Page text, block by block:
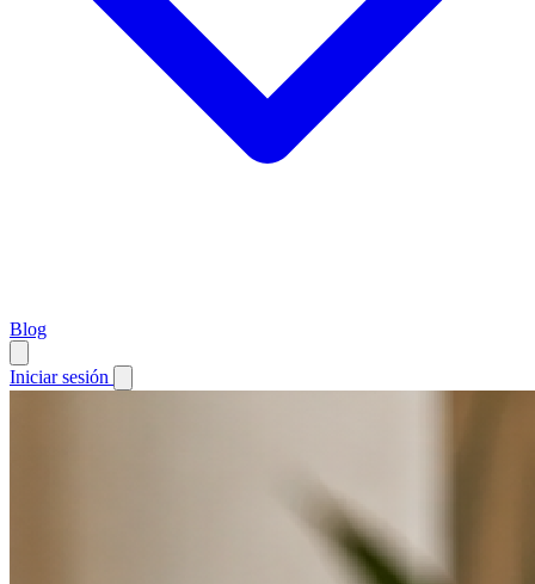
Blog
Iniciar sesión